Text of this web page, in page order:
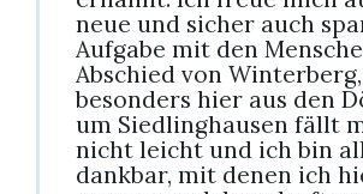
neue und sicher auch
Aufgabe mit den
Abschied von
besonders hier aus den
um Siedlinghausen fällt
nicht leicht und ich bin
dankbar, mit denen ich